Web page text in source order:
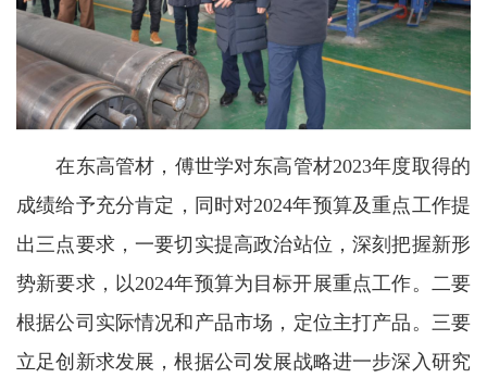
在东高管材，傅世学对东高管材2023年度取得的
成绩给予充分肯定，同时对2024年预算及重点工作提
出三点要求，一要切实提高政治站位，深刻把握新形
势新要求，以2024年预算为目标开展重点工作。二要
根据公司实际情况和产品市场，定位主打产品。三要
立足创新求发展，根据公司发展战略进一步深入研究